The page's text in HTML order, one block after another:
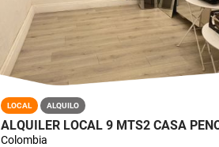
LOCAL ALQUILO
Colombia